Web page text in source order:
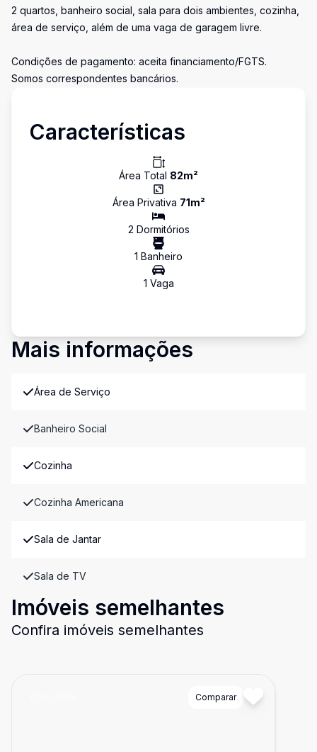
2 quartos, banheiro social, sala para dois ambientes, cozinha,
área de serviço, além de uma vaga de garagem livre.
Condições de pagamento: aceita financiamento/FGTS.
Somos correspondentes bancários.
Características
Área Total 82m²
Área Privativa 71m²
2 Dormitórios
1 Banheiro
1 Vaga
Mais informações
Área de Serviço
Banheiro Social
Cozinha
Cozinha Americana
Sala de Jantar
Sala de TV
Imóveis semelhantes
Confira imóveis semelhantes
Comparar